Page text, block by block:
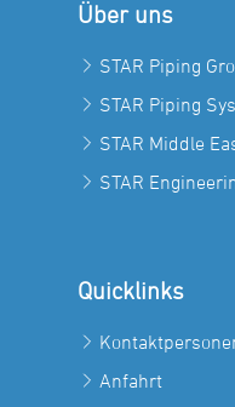
Über uns
STAR Piping
STAR Piping
STAR Middle
STAR
Quicklinks
Anfahrt